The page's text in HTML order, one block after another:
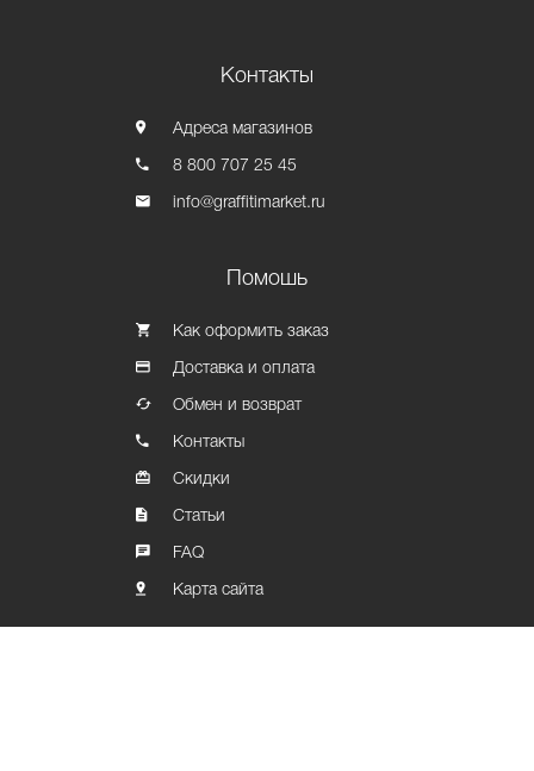
Контакты
Адреса магазинов
8 800 707 25 45
info@graffitimarket.ru
Помошь
Как оформить заказ
Доставка и оплата
Обмен и возврат
Контакты
Скидки
Статьи
FAQ
Карта сайта